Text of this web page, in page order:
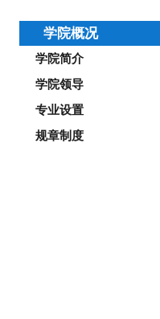
学院概况
学院简介
学院领导
专业设置
规章制度